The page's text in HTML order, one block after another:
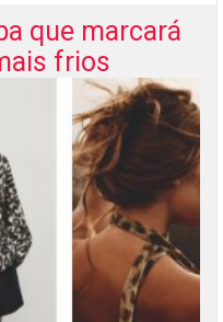
que marcará
frios